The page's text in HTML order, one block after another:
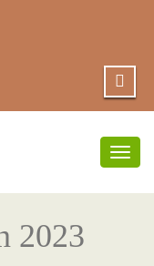
2023